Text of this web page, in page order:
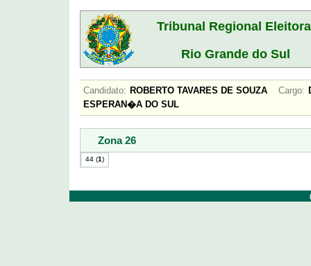
Tribunal Regional
Rio Grande do Sul
Candidato: ROBERTO TAVARES DE SOUZA Cargo:
ESPERAN�A DO SUL
Zona 26
44 (1)